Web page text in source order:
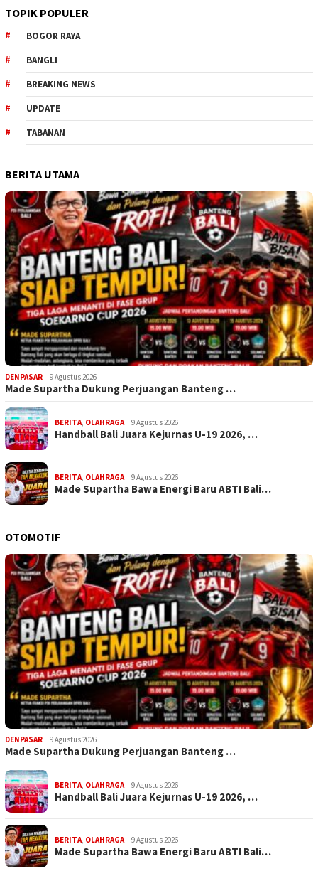
TOPIK POPULER
BOGOR RAYA
BANGLI
BREAKING NEWS
UPDATE
TABANAN
BERITA UTAMA
DENPASAR 9 Agustus 2026
Made Supartha Dukung Perjuangan Banteng …
BERITA, OLAHRAGA 9 Agustus 2026
Handball Bali Juara Kejurnas U-19 2026, …
BERITA, OLAHRAGA 9 Agustus 2026
Made Supartha Bawa Energi Baru ABTI Bali…
OTOMOTIF
DENPASAR 9 Agustus 2026
Made Supartha Dukung Perjuangan Banteng …
BERITA, OLAHRAGA 9 Agustus 2026
Handball Bali Juara Kejurnas U-19 2026, …
BERITA, OLAHRAGA 9 Agustus 2026
Made Supartha Bawa Energi Baru ABTI Bali…